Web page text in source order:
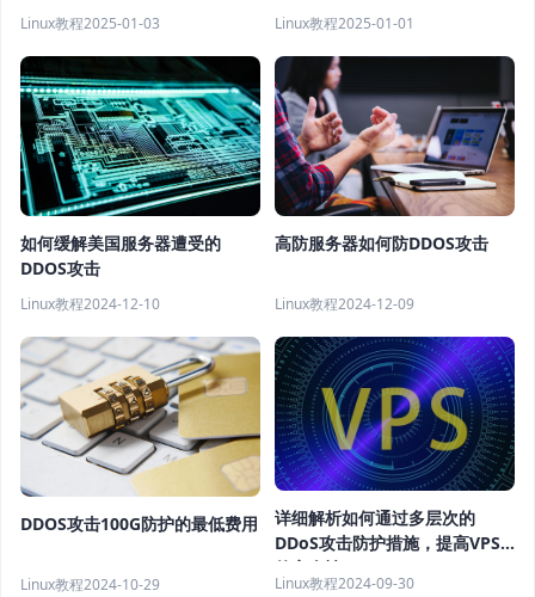
Linux教程2025-01-03 Linux教程2025-01-01
如何缓解美国服务器遭受的
DDOS攻击
Linux教程2024-12-10
高防服务器如何防DDOS攻击
Linux教程2024-12-09
DDOS攻击100G防护的最低费用
Linux教程2024-10-29
详细解析如何通过多层次的
DDoS攻击防护措施，提高VPS
的安全性
Linux教程2024-09-30